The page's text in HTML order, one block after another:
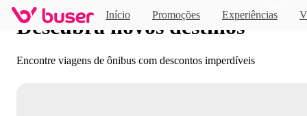
Início Promoções Experiências
Descubra novos destinos
Encontre viagens de ônibus com descontos imperdíveis